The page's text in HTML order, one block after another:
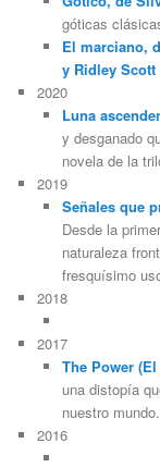
góticas
El marciano,
y Ridley Scott
2020
Luna
y desganado
novela de la
2019
Señales que
Desde la
naturaleza
fresquísimo
2018
2017
The Power
una distopía
nuestro mundo.
2016